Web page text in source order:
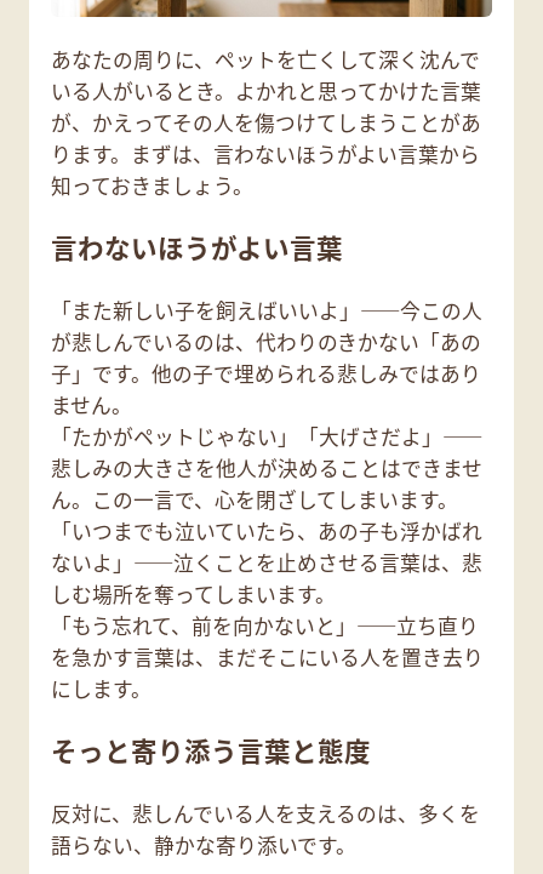
あなたの周りに、ペットを亡くして深く沈んで
いる人がいるとき。よかれと思ってかけた言葉
が、かえってその人を傷つけてしまうことがあ
ります。まずは、言わないほうがよい言葉から
知っておきましょう。
言わないほうがよい言葉
「また新しい子を飼えばいいよ」——今この人
が悲しんでいるのは、代わりのきかない「あの
子」です。他の子で埋められる悲しみではあり
ません。
「たかがペットじゃない」「大げさだよ」——
悲しみの大きさを他人が決めることはできませ
ん。この一言で、心を閉ざしてしまいます。
「いつまでも泣いていたら、あの子も浮かばれ
ないよ」——泣くことを止めさせる言葉は、悲
しむ場所を奪ってしまいます。
「もう忘れて、前を向かないと」——立ち直り
を急かす言葉は、まだそこにいる人を置き去り
にします。
そっと寄り添う言葉と態度
反対に、悲しんでいる人を支えるのは、多くを
語らない、静かな寄り添いです。